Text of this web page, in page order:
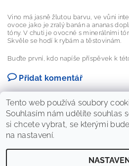
Vino má jasně žlutou barvu, ve vůni
ovoce jako je zralý banán a ananas
tóny. V chuti je ovocné s minerálními
Skvěle se hodí k rybám a těstovinám.
Buďte první, kdo napíše příspěvek k
Přidat komentář
Tento web používá soubory
Souhlasím nám udělíte souhlas
si chcete vybrat, se kterými
na nastavení.